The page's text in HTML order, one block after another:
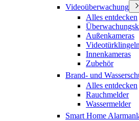
Videoüberwachung
Alles entdecken
Außenkameras
Videotürklingeln
Innenkameras
Zubehör
Brand- und
Alles entdecken
Rauchmelder
Wassermelder
Smart Home